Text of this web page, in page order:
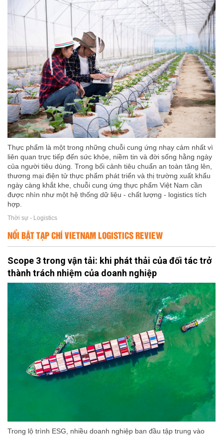
Thực phẩm là một trong những chuỗi cung ứng nhạy cảm nhất vì
liên quan trực tiếp đến sức khỏe, niềm tin và đời sống hằng ngày
của người tiêu dùng. Trong bối cảnh tiêu chuẩn an toàn tăng lên,
thương mại điện tử thực phẩm phát triển và thị trường xuất khẩu
ngày càng khắt khe, chuỗi cung ứng thực phẩm Việt Nam cần
được nhìn như một hệ thống dữ liệu - chất lượng - logistics tích
hợp.
Thời sự - Logistics
NỔI BẬT TẠP CHÍ VIETNAM LOGISTICS REVIEW
Scope 3 trong vận tải: khi phát thải của đối tác trở
thành trách nhiệm của doanh nghiệp
Trong lộ trình ESG, nhiều doanh nghiệp ban đầu tập trung vào